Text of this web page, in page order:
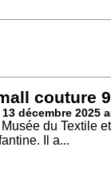
couture
13 décembre 2025
Musée du Textile
Il a...